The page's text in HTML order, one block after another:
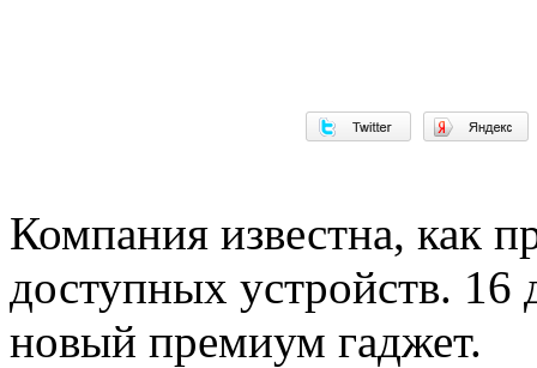
Компания известна, как
доступных устройств. 16
новый премиум гаджет.